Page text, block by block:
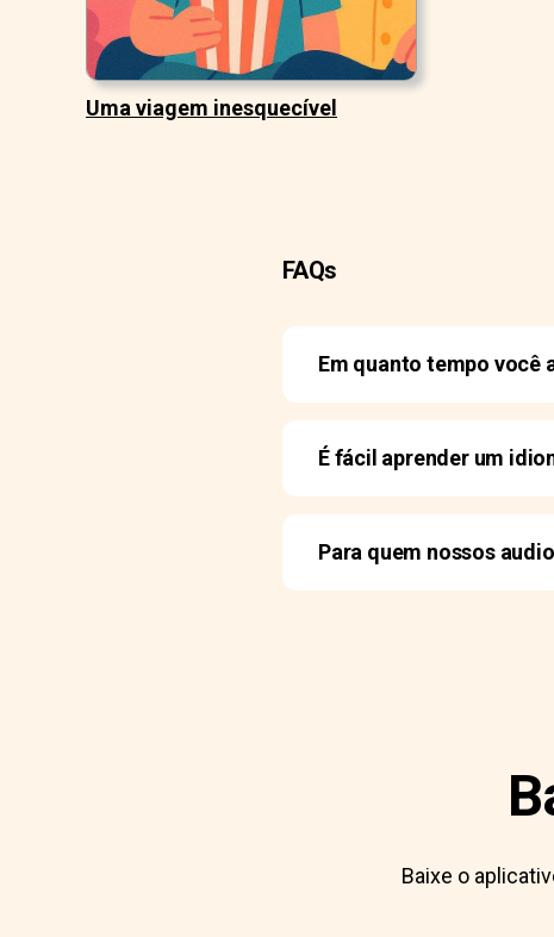
Uma viagem inesquecível
FAQs
Em quanto tempo você
É fácil aprender um
Para quem nossos
Baixe o